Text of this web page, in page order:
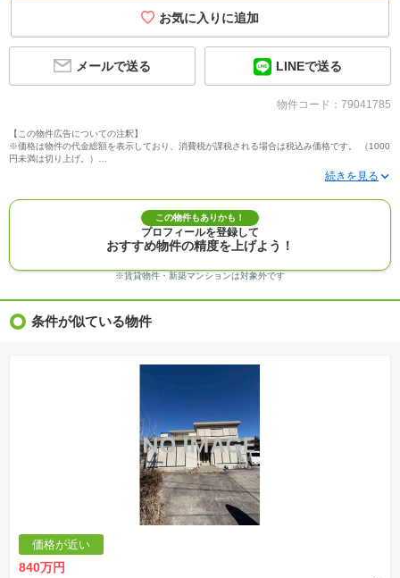
メールで送る LINEで送る
物件コード：79041785
【この物件広告についての注釈】
※価格は物件の代金総額を表示しており、消費税が課税される場合は税込み価格です。 （1000
円未満は切り上げ。）
※写真に写っている、またはパース（絵）や間取り図に描かれている家具や車などは、特にコ
※建築条件付き土地価格には、建物価格は含まれません。
※物件情報は、原則として情報提供日の２日前に最終確認した情報です。
※完成予想図はいずれも外構、植栽、外観等実際のものとは多少異なることがあります。
※モデルルーム・モデルハウス・展示場・ショールームの画像の場合、今回販売の物件と異な
※ＣＧ合成の画像の場合、実際とは多少異なる場合があります。
※物件特徴：販売戸数が複数の物件は、全ての住戸に該当しない項目もあります。
※価格更新：物件価格が変更された日から１週間表示されます。
とは限りません。また建築請負会社を特定するものではありません。
※建築条件付き土地とは、その土地に建築する建物の建築請負契約が、一定期間内に成立する
ことを条件として売買される土地のことをいいます。建築請負契約成立に向けて設計プランを
協議するため、土地購入者が自己の希望する建物の設計協議をするために必要な相当の期間の
交渉期間が設定され、その期間内で希望を満たすプランが実現できたかどうかにより結論を出
します。なお、この期間は概ね3ヶ月程度とされています。納得のいくプランが出来ず、建築請
負契約が成立しない場合、土地売買契約は白紙に戻り、土地契約にかかった代金（土地代金、
手付金など）は名目のいかんに関わらず、全て返却されます。
※課税対象物件の「価格」や「費用等」は消費税込みの「総額表示」で統一しています。
※「本体価格」とは、課税対象物件においては「消費税を除いた建物価格」と「土地価格」の
合計額を指します。
表示されておりません。
この物件もありかも！
プロフィールを登録して
おすすめ物件の精度を上げよう！
※賃貸物件・新築マンションは対象外です
条件が似ている物件
価格が近い
840万円